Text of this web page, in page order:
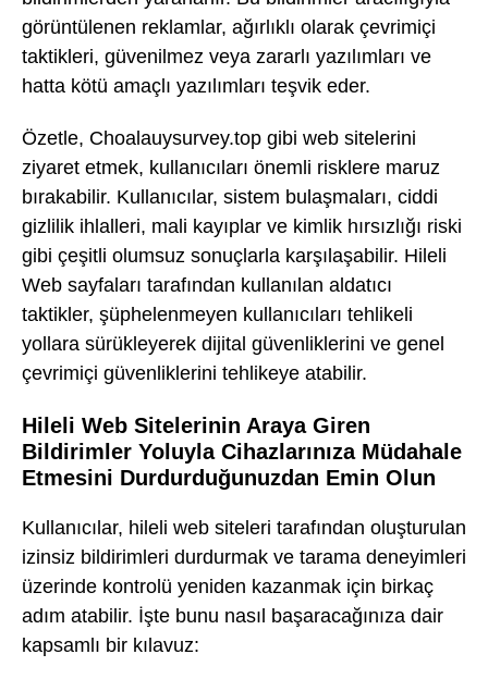
görüntülenen reklamlar, ağırlıklı olarak çevrimiçi
taktikleri, güvenilmez veya zararlı yazılımları ve
hatta kötü amaçlı yazılımları teşvik eder.
Özetle, Choalauysurvey.top gibi web sitelerini
ziyaret etmek, kullanıcıları önemli risklere maruz
bırakabilir. Kullanıcılar, sistem bulaşmaları, ciddi
gizlilik ihlalleri, mali kayıplar ve kimlik hırsızlığı riski
gibi çeşitli olumsuz sonuçlarla karşılaşabilir. Hileli
Web sayfaları tarafından kullanılan aldatıcı
taktikler, şüphelenmeyen kullanıcıları tehlikeli
yollara sürükleyerek dijital güvenliklerini ve genel
çevrimiçi güvenliklerini tehlikeye atabilir.
Hileli Web Sitelerinin Araya Giren
Bildirimler Yoluyla Cihazlarınıza Müdahale
Etmesini Durdurduğunuzdan Emin Olun
Kullanıcılar, hileli web siteleri tarafından oluşturulan
izinsiz bildirimleri durdurmak ve tarama deneyimleri
üzerinde kontrolü yeniden kazanmak için birkaç
adım atabilir. İşte bunu nasıl başaracağınıza dair
kapsamlı bir kılavuz: